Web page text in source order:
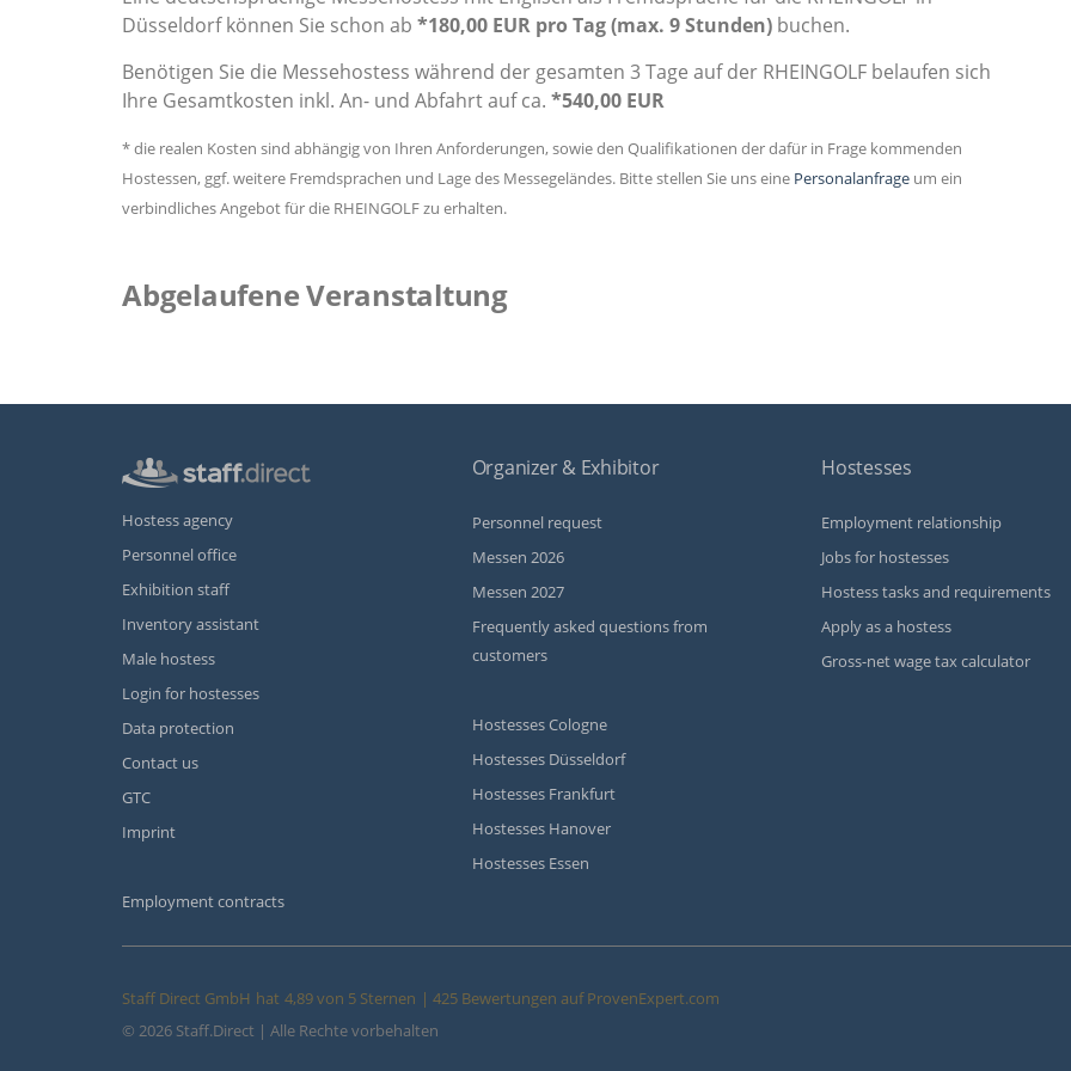
Düsseldorf können Sie schon ab *180,00 EUR pro Tag (max. 9 Stunden) buchen.
Benötigen Sie die Messehostess während der gesamten 3 Tage auf der RHEINGOLF belaufen sich
Ihre Gesamtkosten inkl. An- und Abfahrt auf ca. *540,00 EUR
* die realen Kosten sind abhängig von Ihren Anforderungen, sowie den Qualifikationen der dafür in Frage kommenden
Hostessen, ggf. weitere Fremdsprachen und Lage des Messegeländes. Bitte stellen Sie uns eine Personalanfrage um ein
verbindliches Angebot für die RHEINGOLF zu erhalten.
Abgelaufene Veranstaltung
Hostess agency
Personnel office
Exhibition staff
Inventory assistant
Male hostess
Login for hostesses
Data protection
Contact us
GTC
Imprint
Employment contracts
Organizer & Exhibitor
Personnel request
Messen 2026
Messen 2027
Frequently asked questions from
customers
Hostesses Cologne
Hostesses Düsseldorf
Hostesses Frankfurt
Hostesses Hanover
Hostesses Essen
Hostesses
Employment relationship
Jobs for hostesses
Hostess tasks and requirements
Apply as a hostess
Gross-net wage tax calculator
Staff Direct GmbH hat 4,89von 5 Sternen | 425 Bewertungen auf ProvenExpert.com
© 2026 Staff.Direct | Alle Rechte vorbehalten